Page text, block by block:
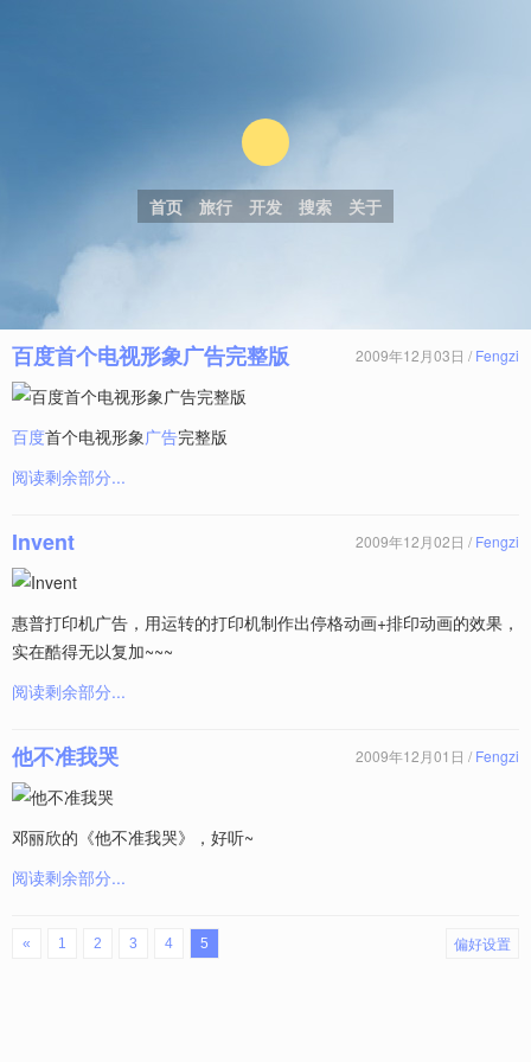
首页 旅行 开发 搜索 关于
百度首个电视形象广告完整版 2009年12月03日 / Fengzi
百度首个电视形象广告完整版
阅读剩余部分...
Invent 2009年12月02日 / Fengzi
惠普打印机广告，用运转的打印机制作出停格动画+排印动画的效果，
实在酷得无以复加~~~
阅读剩余部分...
他不准我哭 2009年12月01日 / Fengzi
邓丽欣的《他不准我哭》，好听~
阅读剩余部分...
« 1 2 3 4 5 偏好设置